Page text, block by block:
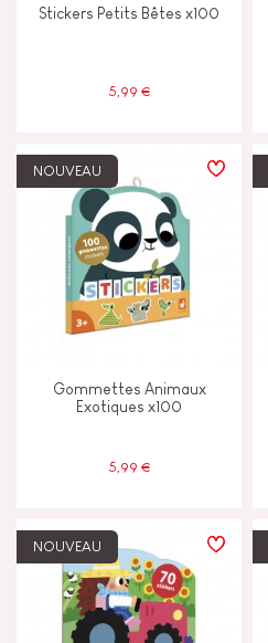
Stickers Petits Bêtes x100
5,99 €
NOUVEAU
Gommettes Animaux
Exotiques x100
5,99 €
NOUVEAU